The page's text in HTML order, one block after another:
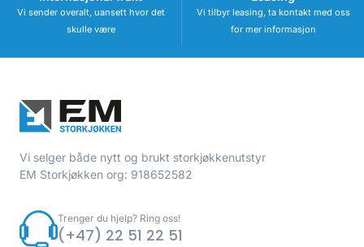
Vi sender overalt, uansett hvor det
skulle være
Vi tilbyr leasing, ta kontakt med oss
for mer informasjon
Vi selger både nytt og brukt storkjøkkenutstyr
EM Storkjøkken org: 918652582
Trenger du hjelp? Ring oss!
(+47) 22 51 22 51